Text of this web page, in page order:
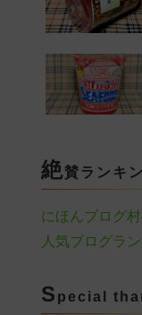
絶賛ランキ
にほんブログ
人気ブログラ
S pecial